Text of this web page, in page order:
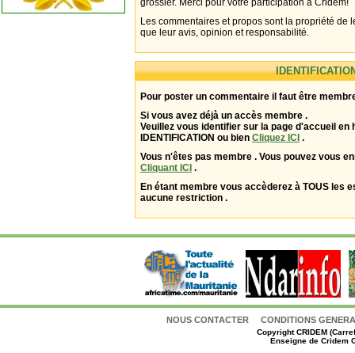
grossier. Merci pour votre participation à Cridem!
Les commentaires et propos sont la propriété de
que leur avis, opinion et responsabilité.
Pour poster un commentaire il faut être
Si vous avez déjà un accès membre .
Veuillez vous identifier sur la page d'accueil en
IDENTIFICATION ou bien Cliquez ICI .
Vous n'êtes pas membre . Vous pouvez vous
Cliquant ICI .
En étant membre vous accèderez à TOUS les
aucune restriction .
NOUS CONTACTER CONDITIONS
CopyrightCRIDEM
Enseigne de Cridem